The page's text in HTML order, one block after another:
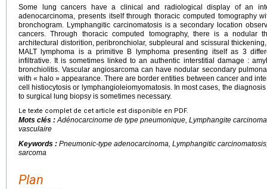
Some lung cancers have a clinical and radiological display of an
adenocarcinoma, presents itself through thoracic computed tomography
bronchogram. Lymphangitic carcinomatosis is a secondary location
cancers. Through thoracic computed tomography, there is a nodular
architectural distorition, peribronchiolar, subpleural and scissural
MALT lymphoma is a primitive B lymphoma presenting itself as 3
infiltrative. It is sometimes linked to an authentic interstitial damage :
bronchiolitis. Vascular angiosarcoma can have nodular secondary
with « halo » appearance. There are border entities between cancer and
cell histiocytosis or lymphangioleiomyomatosis. In most cases, the
to surgical lung biopsy is sometimes necessary.
Le texte complet de cet article est disponible en PDF.
Mots clés :Adénocarcinome de type pneumonique, Lymphangite
vasculaire
Keywords : Pneumonic-type adenocarcinoma, Lymphangitic
sarcoma
Plan